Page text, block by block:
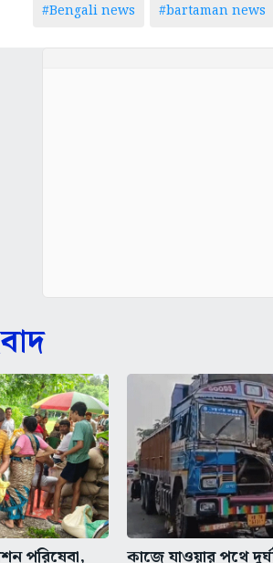
#Bengali news #bartaman news
পরিষেবা, কাজে যাওয়ার পথে